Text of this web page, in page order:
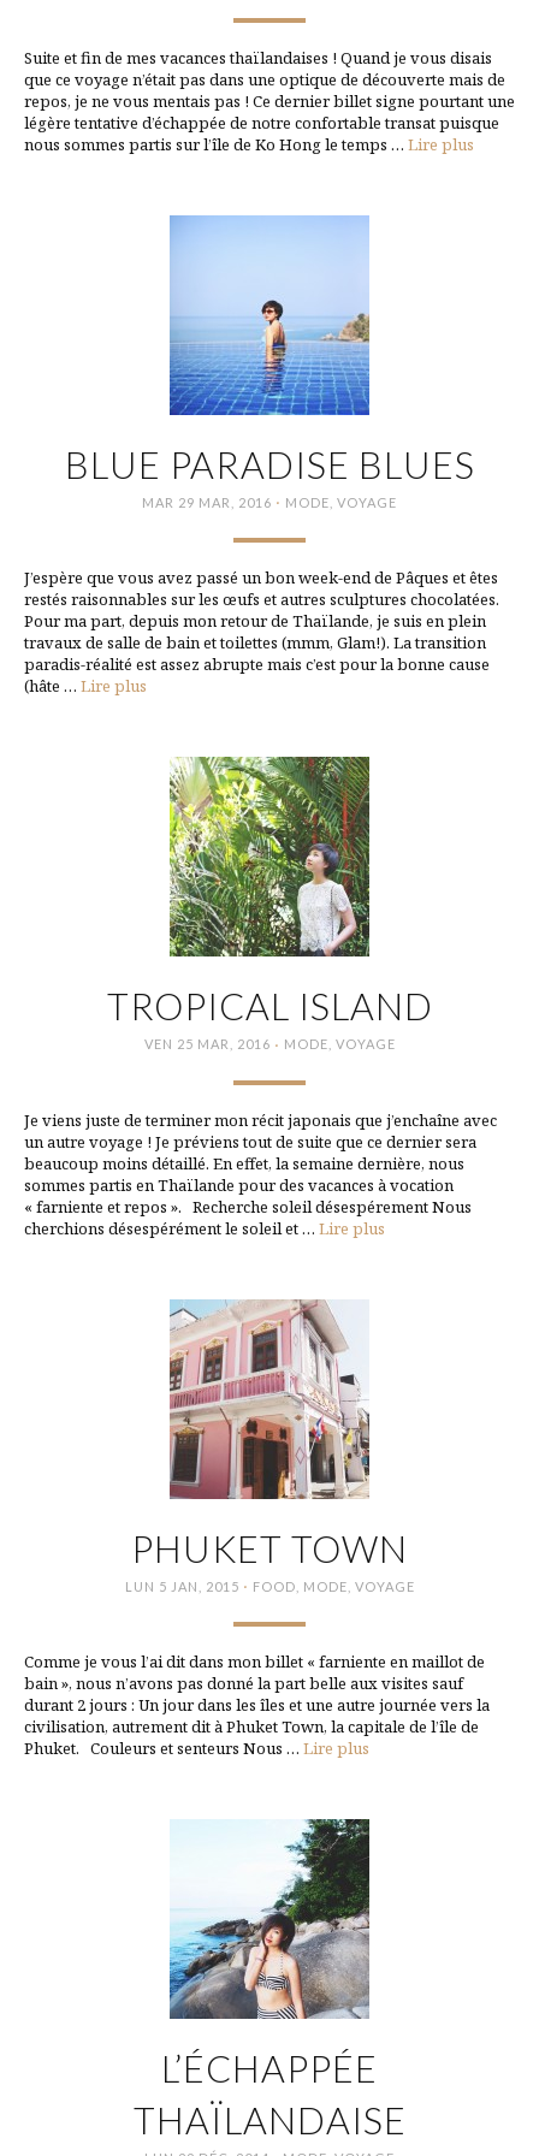
Suite et fin de mes vacances thaïlandaises ! Quand je vous disais
que ce voyage n’était pas dans une optique de découverte mais de
repos, je ne vous mentais pas ! Ce dernier billet signe pourtant une
légère tentative d’échappée de notre confortable transat puisque
nous sommes partis sur l’île de Ko Hong le temps … Lire plus
BLUE PARADISE BLUES
MAR 29 MAR, 2016 · MODE VOYAGE
J’espère que vous avez passé un bon week-end de Pâques et êtes
restés raisonnables sur les œufs et autres sculptures chocolatées.
Pour ma part, depuis mon retour de Thaïlande, je suis en plein
travaux de salle de bain et toilettes (mmm, Glam!). La transition
paradis-réalité est assez abrupte mais c’est pour la bonne cause
(hâte … Lire plus
TROPICAL ISLAND
VEN 25 MAR, 2016 · MODE VOYAGE
Je viens juste de terminer mon récit japonais que j’enchaîne avec
un autre voyage ! Je préviens tout de suite que ce dernier sera
beaucoup moins détaillé. En effet, la semaine dernière, nous
sommes partis en Thaïlande pour des vacances à vocation
« farniente et repos ». Recherche soleil désespérement Nous
cherchions désespérément le soleil et … Lire plus
PHUKET TOWN
LUN 5 JAN, 2015 · FOOD MODE VOYAGE
Comme je vous l’ai dit dans mon billet « farniente en maillot de
bain », nous n’avons pas donné la part belle aux visites sauf
durant 2 jours : Un jour dans les îles et une autre journée vers la
civilisation, autrement dit à Phuket Town, la capitale de l’île de
Phuket. Couleurs et senteurs Nous … Lire plus
L’ÉCHAPPÉE
THAÏLANDAISE